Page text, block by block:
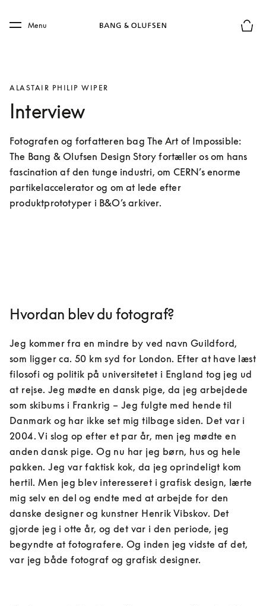
Skip to main footer
Menu
ALASTAIR PHILIP WIPER
Interview
Fotografen og forfatteren bag The Art of Impossible:
The Bang & Olufsen Design Story fortæller os om hans
fascination af den tunge industri, om CERN’s enorme
partikelaccelerator og om at lede efter
produktprototyper i B&O’s arkiver.
Hvordan blev du fotograf?
Jeg kommer fra en mindre by ved navn Guildford,
som ligger ca. 50 km syd for London. Efter at have læst
filosofi og politik på universitetet i England tog jeg ud
at rejse. Jeg mødte en dansk pige, da jeg arbejdede
som skibums i Frankrig – Jeg fulgte med hende til
Danmark og har ikke set mig tilbage siden. Det var i
2004. Vi slog op efter et par år, men jeg mødte en
anden dansk pige. Og nu har jeg børn, hus og hele
pakken. Jeg var faktisk kok, da jeg oprindeligt kom
hertil. Men jeg blev interesseret i grafisk design, lærte
mig selv en del og endte med at arbejde for den
danske designer og kunstner Henrik Vibskov. Det
gjorde jeg i otte år, og det var i den periode, jeg
begyndte at fotografere. Og inden jeg vidste af det,
var jeg både fotograf og grafisk designer.